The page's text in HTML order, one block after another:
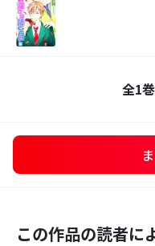
全1
この作品の読者に